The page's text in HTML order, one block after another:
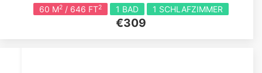
60 M2 / 646 FT2 1 BAD 1 SCHLAFZIMMER
€309